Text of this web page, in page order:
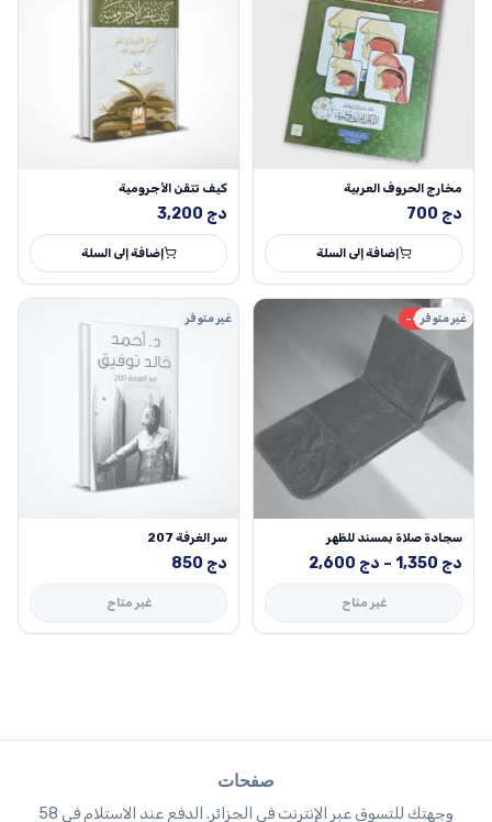
مخارج الحروف العربية
700 دج
إضافة إلى السلة
كيف تتقن الأجرومية
3,200 دج
إضافة إلى السلة
-48% MAX
غير متوفر
سجادة صلاة بمسند للظهر
1,350 دج –
2,600 دج
غير متاح
غير متوفر
سر الغرفة 207
850 دج
غير متاح
صفحات
وجهتك للتسوق عبر الإنترنت في الجزائر. الدفع عند الاستلام في 58